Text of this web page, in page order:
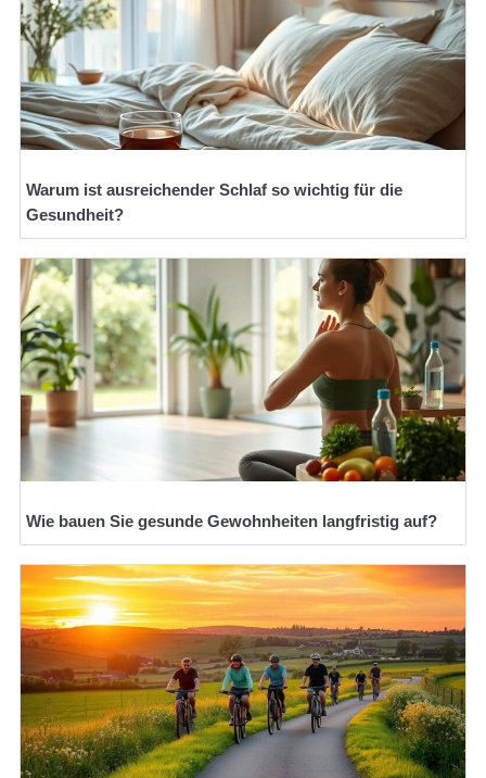
Warum ist ausreichender Schlaf so wichtig für die
Gesundheit?
Wie bauen Sie gesunde Gewohnheiten langfristig auf?